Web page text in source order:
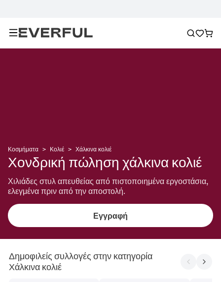
Κοσμήματα > Κολιέ > Χάλκινα κολιέ
Χονδρική πώληση χάλκινα κολιέ
Χιλιάδες στυλ απευθείας από πιστοποιημένα εργοστάσια,
ελεγμένα πριν από την αποστολή.
Εγγραφή
Δημοφιλείς συλλογές στην κατηγορία
Χάλκινα κολιέ